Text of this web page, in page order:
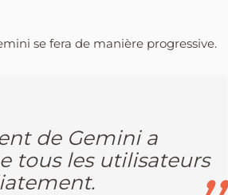
se fera de manière progressive.
de Gemini a
tous les utilisateurs